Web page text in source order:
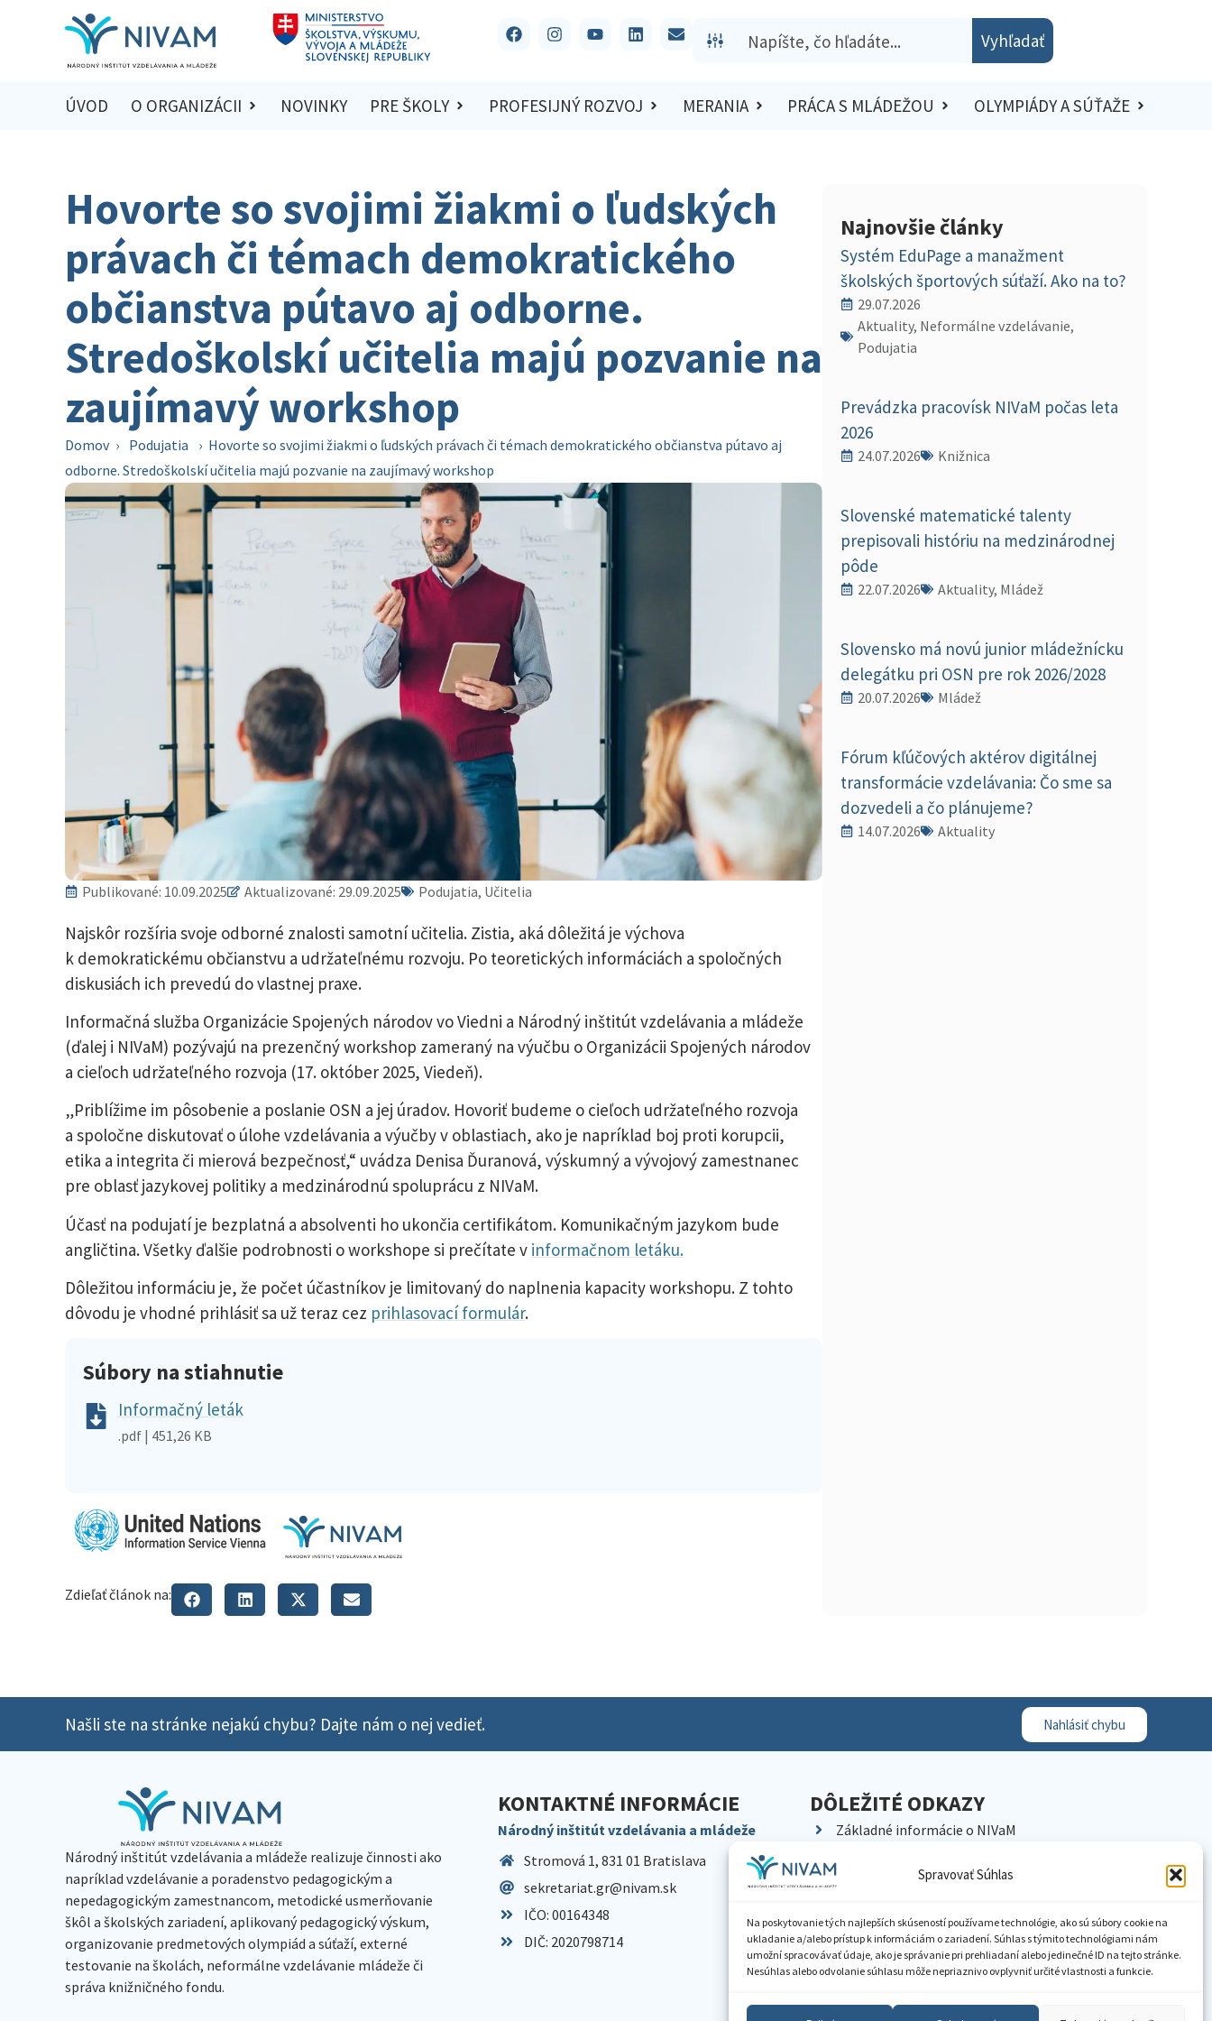
Spravovať Súhlas
Na poskytovanie tých najlepších skúseností používame technológie, ako sú súbory cookie na
ukladanie a/alebo prístup k informáciám o zariadení. Súhlas s týmito technológiami nám
umožní spracovávať údaje, ako je správanie pri prehliadaní alebo jedinečné ID na tejto stránke.
Nesúhlas alebo odvolanie súhlasu môže nepriaznivo ovplyvniť určité vlastnosti a funkcie.
Vyhľadať
ÚVOD O ORGANIZÁCII NOVINKY PRE ŠKOLY PROFESIJNÝ ROZVOJ MERANIA PRÁCA S MLÁDEŽOU OLYMPIÁDY A SÚŤAŽE
Hovorte so svojimi žiakmi o ľudských
právach či témach demokratického
občianstva pútavo aj odborne.
Stredoškolskí učitelia majú pozvanie na
zaujímavý workshop
Domov › Podujatia › Hovorte so svojimi žiakmi o ľudských právach či témach demokratického občianstva pútavo aj
odborne. Stredoškolskí učitelia majú pozvanie na zaujímavý workshop
Publikované: 10.09.2025 Aktualizované: 29.09.2025 Podujatia, Učitelia
Najskôr rozšíria svoje odborné znalosti samotní učitelia. Zistia, aká dôležitá je výchova
k demokratickému občianstvu a udržateľnému rozvoju. Po teoretických informáciách a spoločných
diskusiách ich prevedú do vlastnej praxe.
Informačná služba Organizácie Spojených národov vo Viedni a Národný inštitút vzdelávania a mládeže
(ďalej i NIVaM) pozývajú na prezenčný workshop zameraný na výučbu o Organizácii Spojených národov
a cieľoch udržateľného rozvoja (17. október 2025, Viedeň).
„Priblížime im pôsobenie a poslanie OSN a jej úradov. Hovoriť budeme o cieľoch udržateľného rozvoja
a spoločne diskutovať o úlohe vzdelávania a výučby v oblastiach, ako je napríklad boj proti korupcii,
etika a integrita či mierová bezpečnosť,“ uvádza Denisa Ďuranová, výskumný a vývojový zamestnanec
pre oblasť jazykovej politiky a medzinárodnú spoluprácu z NIVaM.
Účasť na podujatí je bezplatná a absolventi ho ukončia certifikátom. Komunikačným jazykom bude
angličtina. Všetky ďalšie podrobnosti o workshope si prečítate v informačnom letáku.
Dôležitou informáciu je, že počet účastníkov je limitovaný do naplnenia kapacity workshopu. Z tohto
dôvodu je vhodné prihlásiť sa už teraz cez prihlasovací formulár.
Súbory na stiahnutie
Informačný leták
.pdf | 451,26 KB
Zdieľať článok na:
Najnovšie články
Systém EduPage a manažment
školských športových súťaží. Ako na to?
29.07.2026
Aktuality, Neformálne vzdelávanie,
Podujatia
Prevádzka pracovísk NIVaM počas leta
2026
24.07.2026 Knižnica
Slovenské matematické talenty
prepisovali históriu na medzinárodnej
pôde
22.07.2026 Aktuality, Mládež
Slovensko má novú junior mládežnícku
delegátku pri OSN pre rok 2026/2028
20.07.2026 Mládež
Fórum kľúčových aktérov digitálnej
transformácie vzdelávania: Čo sme sa
dozvedeli a čo plánujeme?
14.07.2026 Aktuality
Našli ste na stránke nejakú chybu? Dajte nám o nej vedieť. Nahlásiť chybu
Národný inštitút vzdelávania a mládeže realizuje činnosti ako
napríklad vzdelávanie a poradenstvo pedagogickým a
nepedagogickým zamestnancom, metodické usmerňovanie
škôl a školských zariadení, aplikovaný pedagogický výskum,
organizovanie predmetových olympiád a súťaží, externé
testovanie na školách, neformálne vzdelávanie mládeže či
správa knižničného fondu.
KONTAKTNÉ INFORMÁCIE
Národný inštitút vzdelávania a mládeže
Stromová 1, 831 01 Bratislava
sekretariat.gr@nivam.sk
IČO: 00164348
DIČ: 2020798714
DÔLEŽITÉ ODKAZY
Základné informácie o NIVaM
Kariéra
Pracoviská NIVaM
Dokumenty inštitúcie